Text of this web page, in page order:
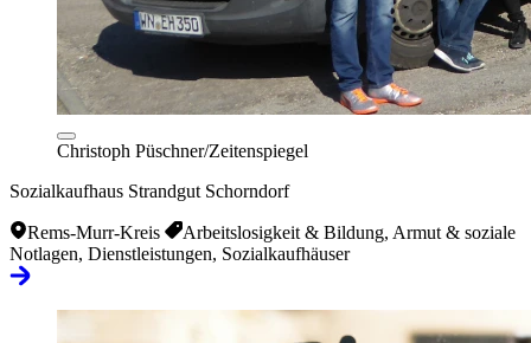
Christoph Püschner/Zeitenspiegel
Sozialkaufhaus Strandgut Schorndorf
Rems-Murr-Kreis
Arbeitslosigkeit & Bildung, Armut & soziale
Notlagen, Dienstleistungen, Sozialkaufhäuser